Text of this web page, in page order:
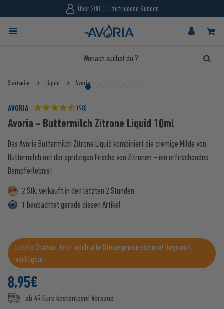
Über 300.000 zufriedene Kunden
Startseite Liquid Avoria
AVORIA (90)
Avoria - Buttermilch Zitrone Liquid 10ml
Das Avoria Buttermilch Zitrone Liquid kombiniert die cremige Milde von
Buttermilch mit der spritzigen Frische von Zitronen – ein erfrischendes
Dampferlebnis!
2 Stk. verkauft in den letzten 2 Stunden
1 beobachtet gerade diesen Artikel
Letzte Chance: Jetzt noch alte Steuerpreise sichern! Begrenzt
verfügbar.
8,95€
ab 49 Euro kostenloser Versand